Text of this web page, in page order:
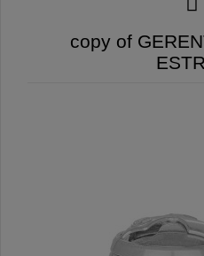
copy of